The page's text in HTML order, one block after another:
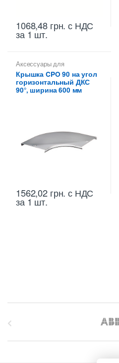
1068,48 грн. с НДС
за 1 шт.
Аксессуары для
металлических лотков
Крышки на повороты,
ответвители
Крышка CPO 90 на угол
горизонтальный ДКС
90°, ширина 600 мм
1562,02 грн. с НДС
за 1 шт.